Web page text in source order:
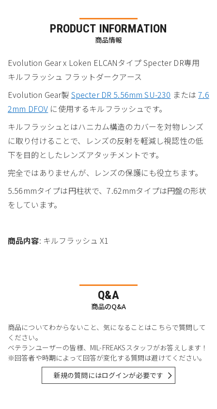
PRODUCT INFORMATION
商品情報
Evolution Gear x Loken ELCANタイプ Specter DR専用
キルフラッシュ フラットダークアース
Evolution Gear製 Specter DR 5.56mm SU-230 または7.6
2mm DFOV に使用するキルフラッシュです。
キルフラッシュとはハニカム構造のカバーを対物レンズ
に取り付けることで、レンズの反射を軽減し視認性の低
下を目的としたレンズアタッチメントです。
完全ではありませんが、レンズの保護にも役立ちます。
5.56mmタイプは円柱状で、7.62mmタイプは円盤の形状
をしています。
商品内容: キルフラッシュ X1
Q&A
商品のQ&A
商品についてわからないこと、気になることはこちらで質問して
ください。
ベテランユーザーの皆様、MIL-FREAKSスタッフがお答えします！
※回答者や時期によって回答が変化する質問は避けてください。
新規の質問にはログインが必要です